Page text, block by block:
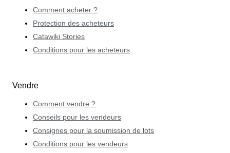
Comment acheter ?
Protection des acheteurs
Catawiki Stories
Conditions pour les acheteurs
Vendre
Comment vendre ?
Conseils pour les vendeurs
Consignes pour la soumission de lots
Conditions pour les vendeurs